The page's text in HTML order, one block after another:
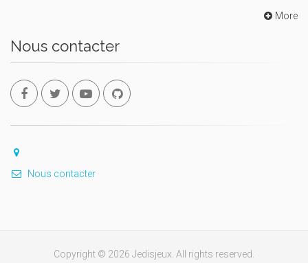
More
Nous contacter
Nous contacter
Copyright © 2026 Jedisjeux. All rights reserved.